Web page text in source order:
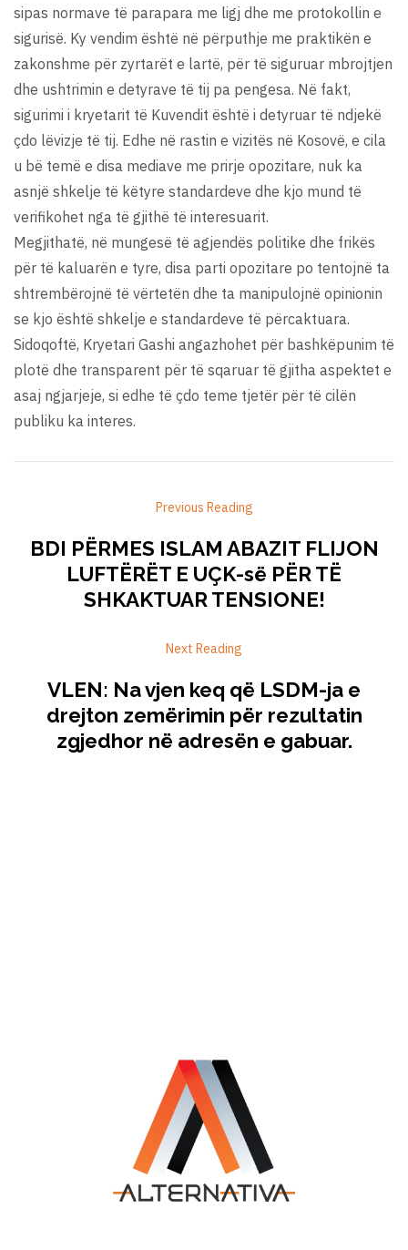
sipas normave të parapara me ligj dhe me protokollin e
sigurisë. Ky vendim është në përputhje me praktikën e
zakonshme për zyrtarët e lartë, për të siguruar mbrojtjen
dhe ushtrimin e detyrave të tij pa pengesa. Në fakt,
sigurimi i kryetarit të Kuvendit është i detyruar të ndjekë
çdo lëvizje të tij. Edhe në rastin e vizitës në Kosovë, e cila
u bë temë e disa mediave me prirje opozitare, nuk ka
asnjë shkelje të këtyre standardeve dhe kjo mund të
verifikohet nga të gjithë të interesuarit.
Megjithatë, në mungesë të agjendës politike dhe frikës
për të kaluarën e tyre, disa parti opozitare po tentojnë ta
shtrembërojnë të vërtetën dhe ta manipulojnë opinionin
se kjo është shkelje e standardeve të përcaktuara.
Sidoqoftë, Kryetari Gashi angazhohet për bashkëpunim të
plotë dhe transparent për të sqaruar të gjitha aspektet e
asaj ngjarjeje, si edhe të çdo teme tjetër për të cilën
publiku ka interes.
Previous Reading
BDI PËRMES ISLAM ABAZIT FLIJON
LUFTËRËT E UÇK-së PËR TË
SHKAKTUAR TENSIONE!
Next Reading
VLEN: Na vjen keq që LSDM-ja e
drejton zemërimin për rezultatin
zgjedhor në adresën e gabuar.